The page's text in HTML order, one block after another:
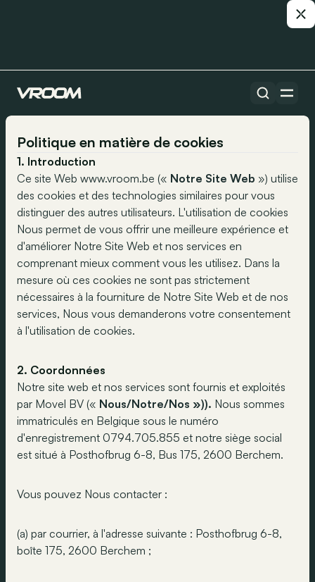
Politique en matière de cookies
1. Introduction
Ce site Web www.vroom.be (« Notre Site Web ») utilise
des cookies et des technologies similaires pour vous
distinguer des autres utilisateurs. L'utilisation de cookies
Nous permet de vous offrir une meilleure expérience et
d'améliorer Notre Site Web et nos services en
comprenant mieux comment vous les utilisez. Dans la
mesure où ces cookies ne sont pas strictement
nécessaires à la fourniture de Notre Site Web et de nos
services, Nous vous demanderons votre consentement
à l'utilisation de cookies.
2. Coordonnées
Notre site web et nos services sont fournis et exploités
par Movel BV (« Nous/Notre/Nos »)). Nous sommes
immatriculés en Belgique sous le numéro
d'enregistrement 0794.705.855 et notre siège social
est situé à Posthofbrug 6-8, Bus 175, 2600 Berchem.
Vous pouvez Nous contacter :
(a) par courrier, à l'adresse suivante : Posthofbrug 6-8,
boîte 175, 2600 Berchem ;